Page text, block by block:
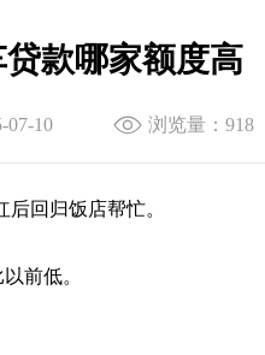
款哪家额度高
07-10 浏览量： 918
回归饭店帮忙。
前低。